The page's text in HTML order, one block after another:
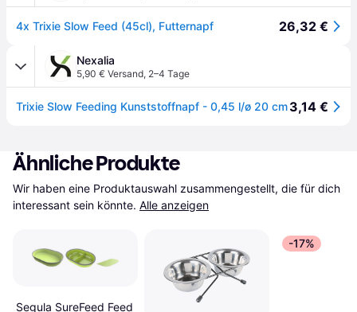
4x Trixie Slow Feed (45cl), Futternapf 26,32 €
Nexalia
5,90 € Versand, 2–4 Tage
Trixie Slow Feeding Kunststoffnapf - 0,45 l/ø 20 cm3,14 €
Ähnliche Produkte
Wir haben eine Produktauswahl zusammengestellt, die für dich
interessant sein könnte. Alle anzeigen
Segula SureFeed Feed
-17%